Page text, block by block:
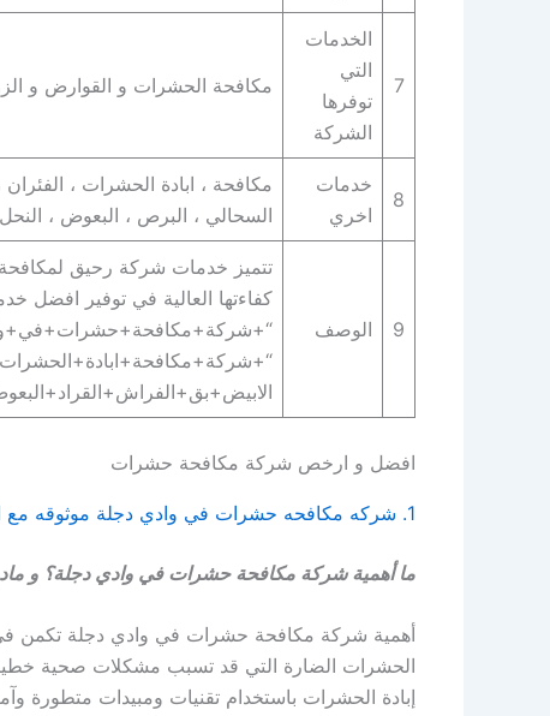
7
الخدمات
التي
توفرها
الشركة
مكافحة الحشرات و القوارض و
8
خدمات
اخري
مكافحة ، ابادة الحشرات ، الفئران
السحالي ، البرص ، البعوض ، النحل
9 الوصف
تتميز خدمات شركة رحيق لمكافحة
كفاءتها العالية في توفير افضل
افضل و ارخص شركة مكافحة حشرات
1. شركه مكافحه حشرات في وادي دجلة موثوقه مع الضمان
ما أهمية شركة مكافحة حشرات في وادي دجلة؟ و
أهمية شركة مكافحة حشرات في وادي دجلة تكمن
الحشرات الضارة التي قد تسبب مشكلات صحية
إبادة الحشرات باستخدام تقنيات ومبيدات متطورة